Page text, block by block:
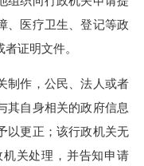
、医疗卫生、登记等政
证明文件。
作，公民、法人或者
其自身相关的政府信息
以更正；该行政机关无
关处理，并告知申请